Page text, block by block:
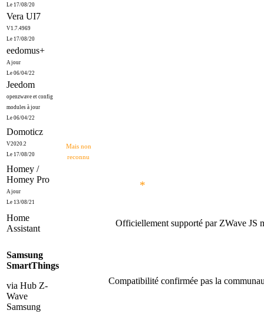
Le 17/08/20
Vera UI7
V1.7.4969
Le 17/08/20
eedomus+
A jour
Le 06/04/22
Jeedom
openzwave et config
modules à jour
Le 06/04/22
Domoticz
V2020.2
Le 17/08/20
Mais non
reconnu
Homey /
Homey Pro
A jour
Le 13/08/21
*
Home
Assistant
Officiellement supporté par ZWave JS
Samsung
SmartThings
via Hub Z-
Wave
Samsung
Compatibilité confirmée pas la